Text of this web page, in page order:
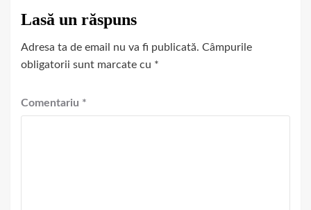
Lasă un răspuns
Adresa ta de email nu va fi publicată. Câmpurile
obligatorii sunt marcate cu *
Comentariu *